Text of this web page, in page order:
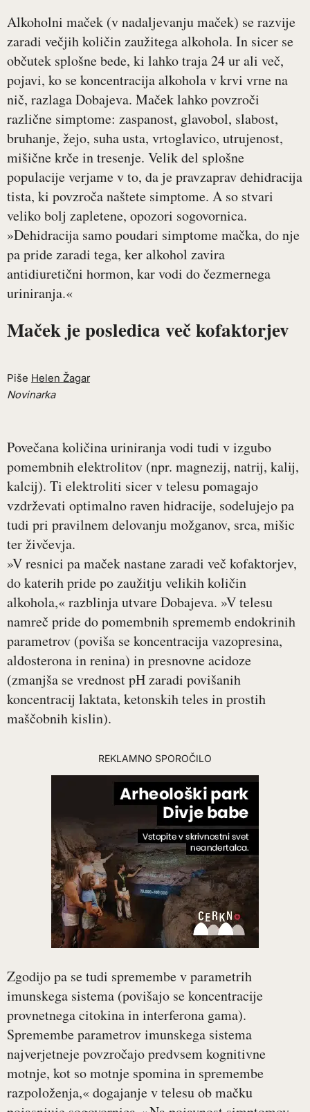
Alkoholni maček (v nadaljevanju maček) se razvije
zaradi večjih količin zaužitega alkohola. In sicer se
občutek splošne bede, ki lahko traja 24 ur ali več,
pojavi, ko se koncentracija alkohola v krvi vrne na
nič, razlaga Dobajeva. Maček lahko povzroči
različne simptome: zaspanost, glavobol, slabost,
bruhanje, žejo, suha usta, vrtoglavico, utrujenost,
mišične krče in tresenje. Velik del splošne
populacije verjame v to, da je pravzaprav dehidracija
tista, ki povzroča naštete simptome. A so stvari
veliko bolj zapletene, opozori sogovornica.
»Dehidracija samo poudari simptome mačka, do nje
pa pride zaradi tega, ker alkohol zavira
antidiuretični hormon, kar vodi do čezmernega
uriniranja.«
Maček je posledica več kofaktorjev
Piše Helen Žagar
Novinarka
Povečana količina uriniranja vodi tudi v izgubo
pomembnih elektrolitov (npr. magnezij, natrij, kalij,
kalcij). Ti elektroliti sicer v telesu pomagajo
vzdrževati optimalno raven hidracije, sodelujejo pa
tudi pri pravilnem delovanju možganov, srca, mišic
ter živčevja.
»V resnici pa maček nastane zaradi več kofaktorjev,
do katerih pride po zaužitju velikih količin
alkohola,« razblinja utvare Dobajeva. »V telesu
namreč pride do pomembnih sprememb endokrinih
parametrov (poviša se koncentracija vazopresina,
aldosterona in renina) in presnovne acidoze
(zmanjša se vrednost pH zaradi povišanih
koncentracij laktata, ketonskih teles in prostih
maščobnih kislin).
REKLAMNO SPOROČILO
Zgodijo pa se tudi spremembe v parametrih
imunskega sistema (povišajo se koncentracije
provnetnega citokina in interferona gama).
Spremembe parametrov imunskega sistema
najverjetneje povzročajo predvsem kognitivne
motnje, kot so motnje spomina in spremembe
razpoloženja,« dogajanje v telesu ob mačku